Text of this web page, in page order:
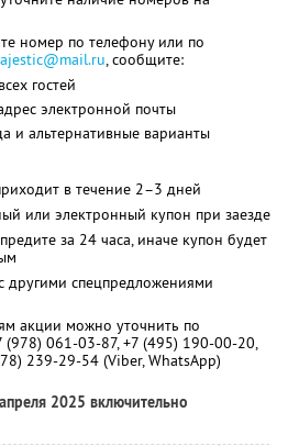
номер по телефону или по
, сообщите:
гостей
электронной почты
и альтернативные варианты
в течение 2–3 дней
или электронный купон при заезде
за 24 часа, иначе купон будет
другими спецпредложениями
акции можно уточнить по
(978) 061-03-87, +7 (495) 190-00-20,
239-29-54 (Viber, WhatsApp)
2025 включительно